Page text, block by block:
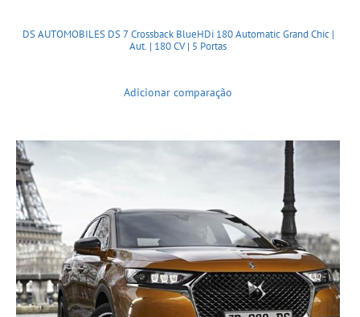
DS AUTOMOBILES DS 7 Crossback BlueHDi 180 Automatic Grand Chic |
Aut. | 180 CV | 5 Portas
Adicionar comparação